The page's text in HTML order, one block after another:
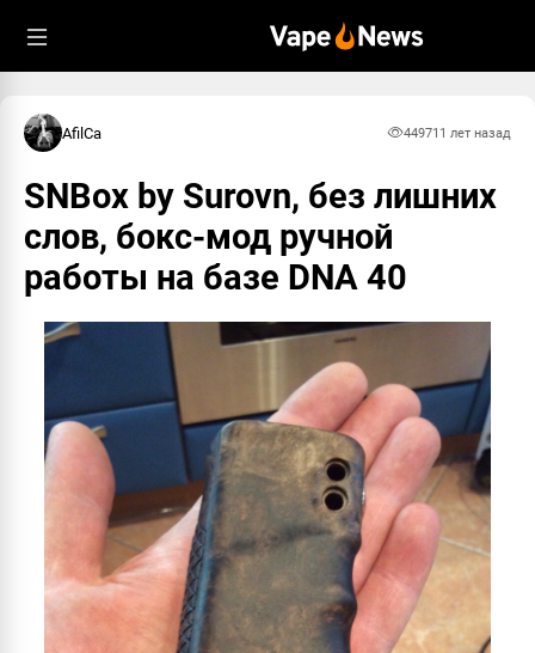
AfilCa 449711 лет назад
SNBox by Surovn, без лишних
слов, бокс-мод ручной
работы на базе DNA 40